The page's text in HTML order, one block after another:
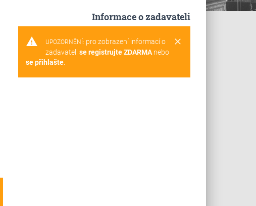
Informace o zadavateli
warning clear
UPOZORNĚNÍ: pro zobrazení informací o
zadavateli se registrujte ZDARMAnebo
se přihlašte.